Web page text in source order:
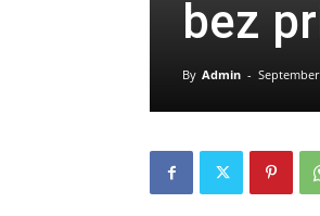
bez
By Admin -